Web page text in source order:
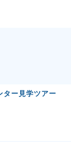
ター見学ツアー